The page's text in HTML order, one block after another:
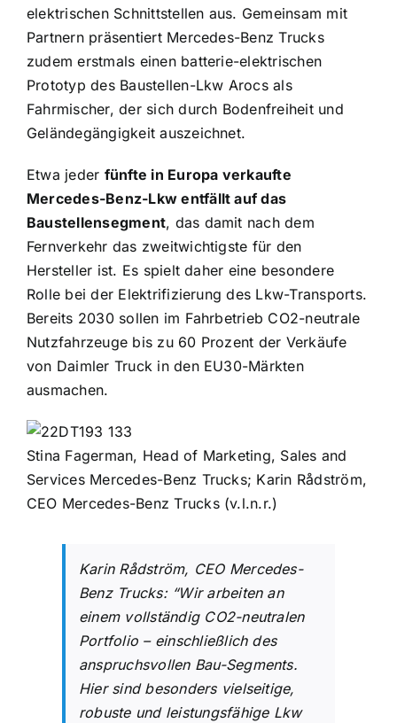
elektrischen Schnittstellen aus. Gemeinsam mit
Partnern präsentiert Mercedes-Benz Trucks
zudem erstmals einen batterie-elektrischen
Prototyp des Baustellen-Lkw Arocs als
Fahrmischer, der sich durch Bodenfreiheit und
Geländegängigkeit auszeichnet.
Etwa jeder fünfte in Europa verkaufte
Mercedes-Benz-Lkw entfällt auf das
Baustellensegment, das damit nach dem
Fernverkehr das zweitwichtigste für den
Hersteller ist. Es spielt daher eine besondere
Rolle bei der Elektrifizierung des Lkw-Transports.
Bereits 2030 sollen im Fahrbetrieb CO2-neutrale
Nutzfahrzeuge bis zu 60 Prozent der Verkäufe
von Daimler Truck in den EU30-Märkten
ausmachen.
Stina Fagerman, Head of Marketing, Sales and
Services Mercedes-Benz Trucks; Karin Rådström,
CEO Mercedes-Benz Trucks (v.l.n.r.)
Karin Rådström, CEO Mercedes-
Benz Trucks: “Wir arbeiten an
einem vollständig CO2-neutralen
Portfolio – einschließlich des
anspruchsvollen Bau-Segments.
Hier sind besonders vielseitige,
robuste und leistungsfähige Lkw